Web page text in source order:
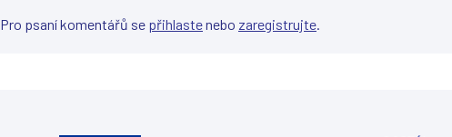
Pro psaní komentářů se přihlastenebo zaregistrujte.